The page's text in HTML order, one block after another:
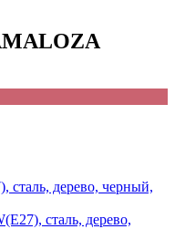
сталь, дерево,